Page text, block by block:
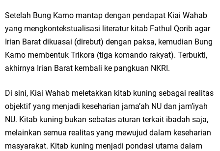
Setelah Bung Karno mantap dengan pendapat Kiai Wahab
yang mengkontekstualisasi literatur kitab Fathul Qorib agar
Irian Barat dikuasai (direbut) dengan paksa, kemudian Bung
Karno membentuk Trikora (tiga komando rakyat). Terbukti,
akhirnya Irian Barat kembali ke pangkuan NKRI.
Di sini, Kiai Wahab meletakkan kitab kuning sebagai realitas
objektif yang menjadi keseharian jama’ah NU dan jam’iyah
NU. Kitab kuning bukan sebatas aturan terkait ibadah saja,
melainkan semua realitas yang mewujud dalam keseharian
masyarakat. Kitab kuning menjadi pondasi utama dalam